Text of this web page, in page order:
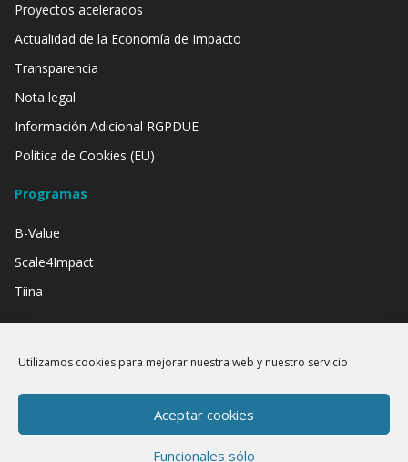
Utilizamos cookies para mejorar nuestra web y nuestro servicio
Aceptar cookies
Funcionales sólo
Proyectos acelerados
Actualidad de la Economía de Impacto
Transparencia
Nota legal
Información Adicional RGPDUE
Política de Cookies (EU)
Programas
B-Value
Scale4Impact
Tiina